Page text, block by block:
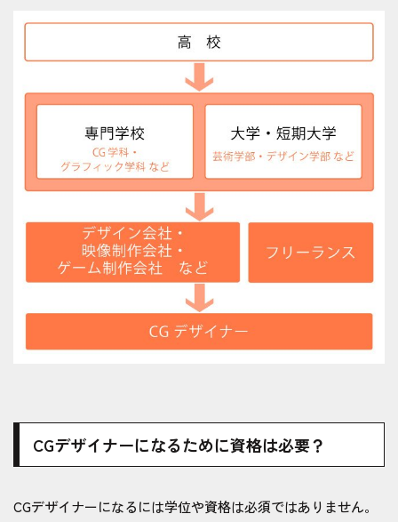
CGデザイナーになるために資格は必要？
CGデザイナーになるには学位や資格は必須ではありません。